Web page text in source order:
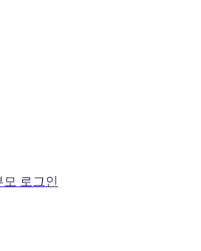
모 로그인